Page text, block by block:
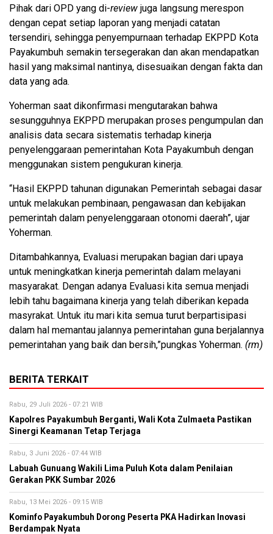
Pihak dari OPD yang di-review juga langsung merespon
dengan cepat setiap laporan yang menjadi catatan
tersendiri, sehingga penyempurnaan terhadap EKPPD Kota
Payakumbuh semakin tersegerakan dan akan mendapatkan
hasil yang maksimal nantinya, disesuaikan dengan fakta dan
data yang ada.
Yoherman saat dikonfirmasi mengutarakan bahwa
sesungguhnya EKPPD merupakan proses pengumpulan dan
analisis data secara sistematis terhadap kinerja
penyelenggaraan pemerintahan Kota Payakumbuh dengan
menggunakan sistem pengukuran kinerja.
“Hasil EKPPD tahunan digunakan Pemerintah sebagai dasar
untuk melakukan pembinaan, pengawasan dan kebijakan
pemerintah dalam penyelenggaraan otonomi daerah”, ujar
Yoherman.
Ditambahkannya, Evaluasi merupakan bagian dari upaya
untuk meningkatkan kinerja pemerintah dalam melayani
masyarakat. Dengan adanya Evaluasi kita semua menjadi
lebih tahu bagaimana kinerja yang telah diberikan kepada
masyrakat. Untuk itu mari kita semua turut berpartisipasi
dalam hal memantau jalannya pemerintahan guna berjalannya
pemerintahan yang baik dan bersih,”pungkas Yoherman. (rm)
BERITA TERKAIT
Rabu, 29 Juli 2026 - 07:21 WIB
Kapolres Payakumbuh Berganti, Wali Kota Zulmaeta Pastikan
Sinergi Keamanan Tetap Terjaga
Rabu, 3 Juni 2026 - 07:44 WIB
Labuah Gunuang Wakili Lima Puluh Kota dalam Penilaian
Gerakan PKK Sumbar 2026
Rabu, 13 Mei 2026 - 09:15 WIB
Kominfo Payakumbuh Dorong Peserta PKA Hadirkan Inovasi
Berdampak Nyata